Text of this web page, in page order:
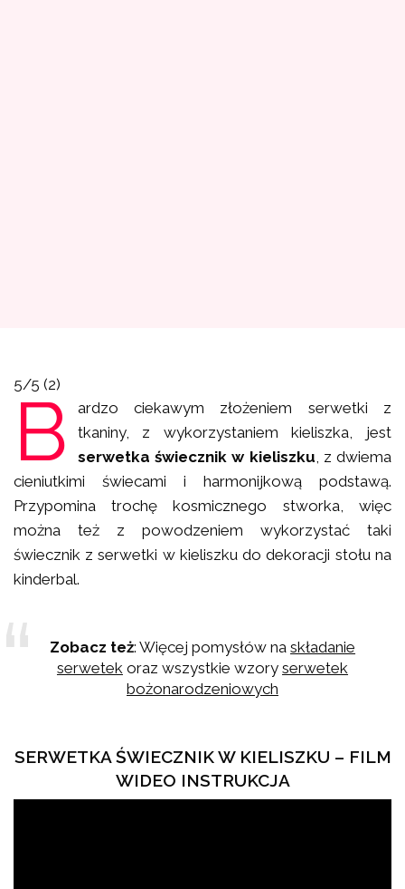
5/5 (2)
B
ardzo ciekawym złożeniem serwetki z
tkaniny, z wykorzystaniem kieliszka, jest
serwetka świecznik w kieliszku , z dwiema
cieniutkimi świecami i harmonijkową podstawą.
Przypomina trochę kosmicznego stworka, więc
można też z powodzeniem wykorzystać taki
świecznik z serwetki w kieliszku do dekoracji stołu na
kinderbal.
Zobacz też: Więcej pomysłów naskładanie
serwetek oraz wszystkie wzoryserwetek
bożonarodzeniowych
SERWETKA ŚWIECZNIK W KIELISZKU – FILM
WIDEO INSTRUKCJA